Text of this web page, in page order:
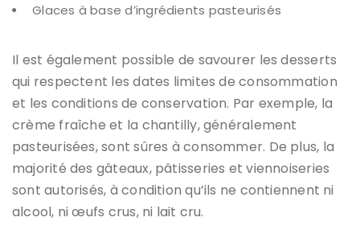
Glaces à base d’ingrédients pasteurisés
Il est également possible de savourer les desserts
qui respectent les dates limites de consommation
et les conditions de conservation. Par exemple, la
crème fraîche et la chantilly, généralement
pasteurisées, sont sûres à consommer. De plus, la
majorité des gâteaux, pâtisseries et viennoiseries
sont autorisés, à condition qu’ils ne contiennent ni
alcool, ni œufs crus, ni lait cru.